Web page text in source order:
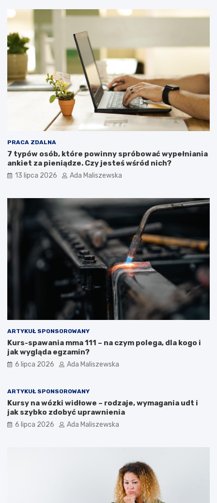
PRACA ZDALNA
7 typów osób, które powinny spróbować wypełniania
ankiet za pieniądze. Czy jesteś wśród nich?
13 lipca 2026 Ada Maliszewska
ARTYKUŁ SPONSOROWANY
Kurs-spawania mma 111 – na czym polega, dla kogo i
jak wygląda egzamin?
6 lipca 2026 Ada Maliszewska
ARTYKUŁ SPONSOROWANY
Kursy na wózki widłowe – rodzaje, wymagania udt i
jak szybko zdobyć uprawnienia
6 lipca 2026 Ada Maliszewska